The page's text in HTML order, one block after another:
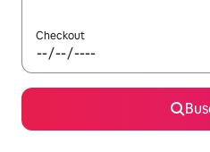
Checkout